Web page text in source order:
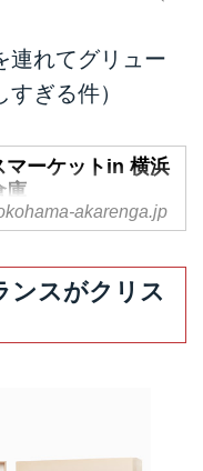
連れてグリュー
ぎる件）
マーケットin 横浜
庫
ーケット in 横浜赤
akarenga.jp
ンスがクリス